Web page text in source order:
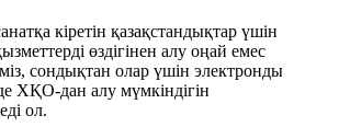
кіретін қазақстандықтар үшін
өздігінен алу оңай емес
сондықтан олар үшін электронды
ХҚО-дан алу мүмкіндігін
ол.